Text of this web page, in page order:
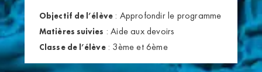
Objectif de l’élève: Approfondir le programme
Matières suivies :Aide aux devoirs
Classe de l’élève: 3ème et 6ème